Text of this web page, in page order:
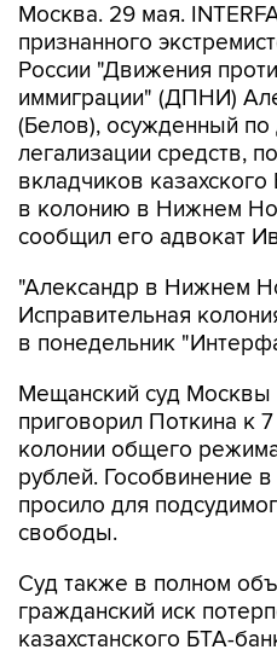
Москва. 29 мая.
признанного
России "Движения
иммиграции" (ДПНИ)
(Белов), осужденный по
легализации средств,
вкладчиков
в колонию в Нижнем
сообщил его адвокат
"Александр в Нижнем
Исправительная
в понедельник
Мещанский суд Москвы
приговорил Поткина к
колонии общего
рублей. Гособвинение
просило для
свободы.
Суд также в полном
гражданский иск
казахстанского БТА-